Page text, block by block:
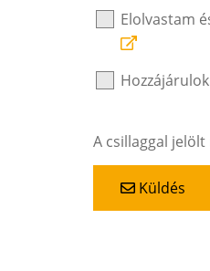
Elolvastam
A csillaggal
Küldés